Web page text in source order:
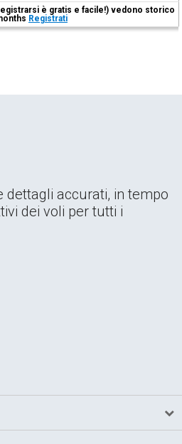
è gratis e facile!) vedono storico
Registrati
dettagli accurati, in tempo
dei voli per tutti i